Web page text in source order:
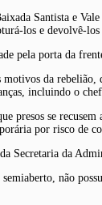
Santista e
los e devolvê-los
pela porta da
da rebelião,
incluindo o
presos se
por risco de
Secretaria da
não